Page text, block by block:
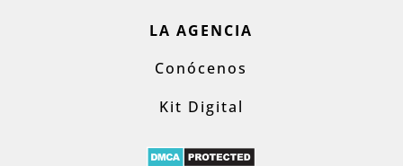
LA AGENCIA
Conócenos
Kit Digital